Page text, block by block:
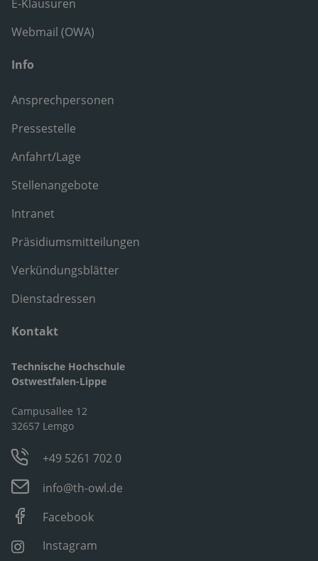
E-Klausuren
Webmail (OWA)
Info
Ansprechpersonen
Pressestelle
Anfahrt/Lage
Stellenangebote
Intranet
Präsidiumsmitteilungen
Verkündungsblätter
Dienstadressen
Kontakt
Technische Hochschule
Ostwestfalen-Lippe
Campusallee 12
32657 Lemgo
+49 5261 702 0
info@th-owl.de
Facebook
Instagram